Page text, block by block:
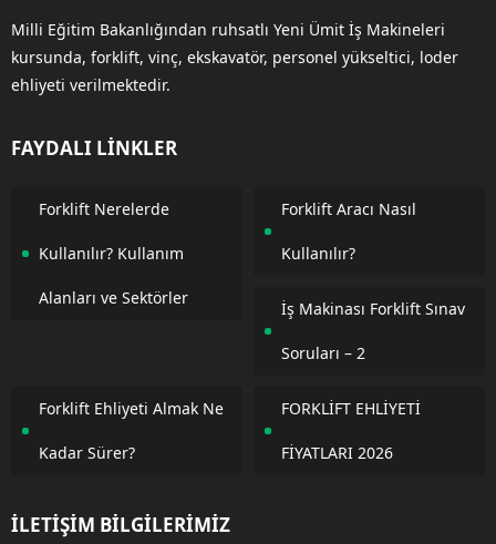
Milli Eğitim Bakanlığından ruhsatlı Yeni Ümit İş Makineleri
kursunda, forklift, vinç, ekskavatör, personel yükseltici, loder
ehliyeti verilmektedir.
FAYDALI LİNKLER
Forklift Nerelerde
Kullanılır? Kullanım
Alanları ve Sektörler
Forklift Aracı Nasıl
Kullanılır?
İş Makinası Forklift Sınav
Soruları – 2
Forklift Ehliyeti Almak Ne
Kadar Sürer?
FORKLİFT EHLİYETİ
FİYATLARI 2026
İLETİŞİM BİLGİLERİMİZ